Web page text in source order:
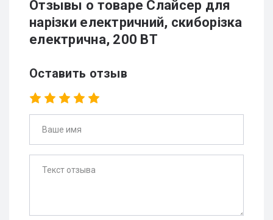
Отзывы о товаре Слайсер для
нарізки електричний, скиборізка
електрична, 200 ВТ
Оставить отзыв